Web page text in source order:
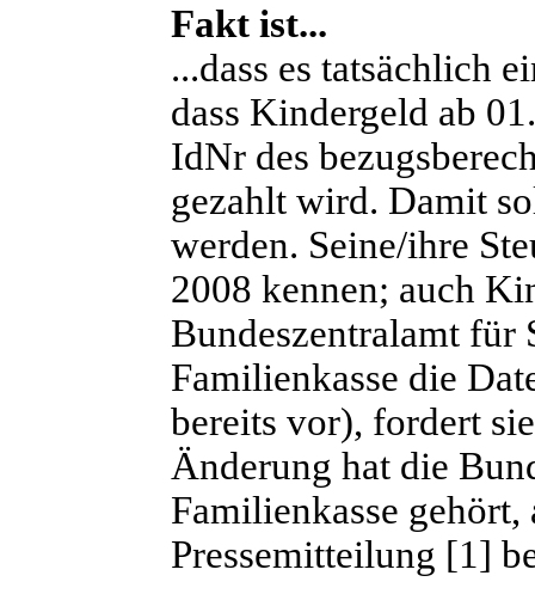
Fakt ist...
...dass es tatsächlich
dass Kindergeld ab
IdNr des
gezahlt wird. Damit
werden. Seine/ihre
2008 kennen; auch
Bundeszentralamt für
Familienkasse die
bereits vor), fordert
Änderung hat die
Familienkasse
Pressemitteilung [1]